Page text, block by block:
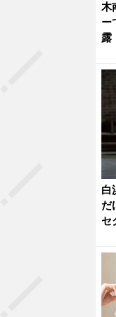
木
ー
露
白
だ
セ